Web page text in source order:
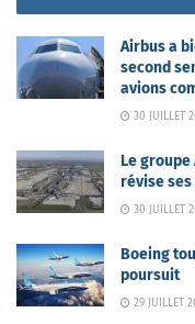
Airbus a
second
avions
30 JUILLET
Le groupe
révise
30 JUILLET
Boeing
poursuit
29 JUILLET